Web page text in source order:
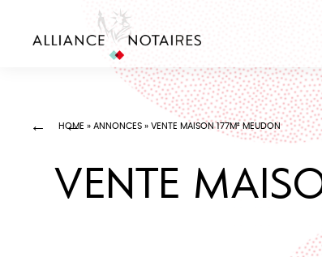
HOME » ANNONCES » VENTE MAISON 177M² MEUDON
VENTE